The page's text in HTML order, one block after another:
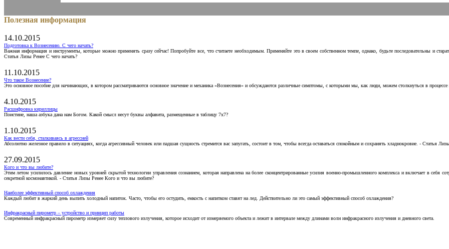
Полезная информация
14.10.2015
Подготовка к Вознесению. С чего начать?
Важная информация и инструменты, которые можно применять сразу сейчас! Попробуйте все, что считаете необходимым. Применяйте это в своем собственном темпе, однако, будьте последовательны и
Статья Лизы Ренее С чего начать?
11.10.2015
Что такое Вознесение?
Это основное пособие для начинающих, в котором рассматриваются основное значение и механика «Вознесения» и обсуждаются различные симптомы, с которыми мы, как люди, можем столкнуться в
4.10.2015
Расшифровка кириллицы
Поистине, наша азбука дана нам Богом. Какой смысл несут буквы алфавита, размещенные в таблицу 7х7?
1.10.2015
Как вести себя, сталкиваясь в агрессией
Абсолютно железное правило в ситуациях, когда агрессивный человек или падшая сущность стремится вас запугать, состоит в том, чтобы всегда оставаться спокойным и сохранять хладнокровие. - Статья
27.09.2015
Кого и что вы любите?
Этим летом усилилось давление новых уровней скрытой технологии управления сознанием, которая направлена на более сконцентрированные усилия военно-промышленного комплекса и включает в себя
секретной космонавтикой. - Статья Лизы Ренее Кого и что вы любите?
Наиболее эффективный способ охлаждения
Каждый любит в жаркий день выпить холодный напиток. Часто, чтобы его остудить, емкость с напитком ставят на лед. Действительно ли это самый эффективный способ охлаждения?
Инфракрасный пирометр – устройство и принцип работы
Современный инфракрасный пирометр измеряет силу теплового излучения, которое исходит от измеряемого объекта и лежит в интервале между длинами волн инфракрасного излучения и дневного света.